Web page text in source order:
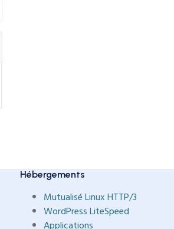
Hébergements
Mutualisé Linux HTTP/3
WordPress LiteSpeed
Applications